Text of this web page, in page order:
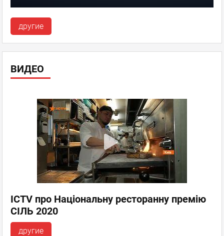
другие
ВИДЕО
ICTV про Національну ресторанну премію
СІЛЬ 2020
другие